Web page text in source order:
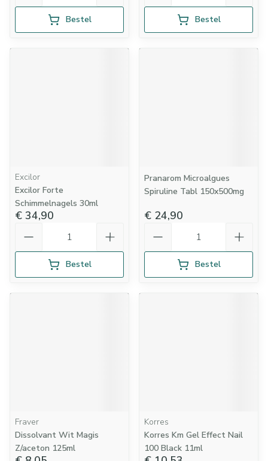
Bestel Bestel
Excilor
Excilor Forte
Schimmelnagels 30ml
€ 34,90
Bestel
Pranarom Microalgues
Spiruline Tabl 150x500mg
€ 24,90
Bestel
Fraver
Dissolvant Wit Magis
Z/aceton 125ml
Korres
Korres Km Gel Effect Nail
100 Black 11ml